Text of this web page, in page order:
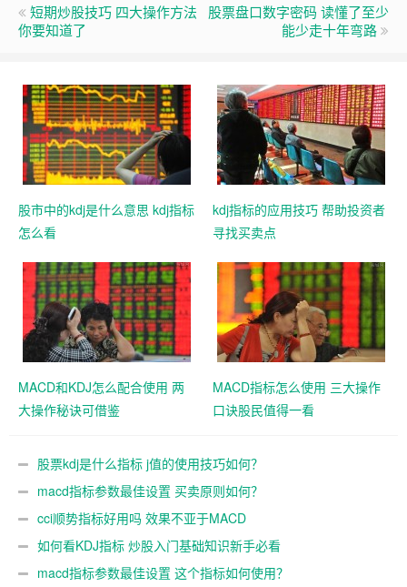
短期炒股技巧 四大操作方法
你要知道了
股票盘口数字密码 读懂了至少
能少走十年弯路
股市中的kdj是什么意思 kdj指标
怎么看
kdj指标的应用技巧 帮助投资者
寻找买卖点
MACD和KDJ怎么配合使用 两
大操作秘诀可借鉴
MACD指标怎么使用 三大操作
口诀股民值得一看
股票kdj是什么指标 j值的使用技巧如何？
macd指标参数最佳设置 买卖原则如何？
cci顺势指标好用吗 效果不亚于MACD
如何看KDJ指标 炒股入门基础知识新手必看
macd指标参数最佳设置 这个指标如何使用？